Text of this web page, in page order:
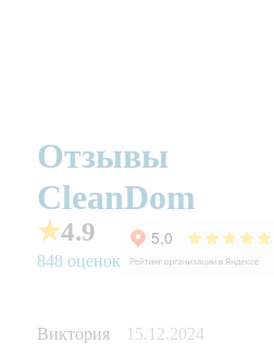
Отзывы
CleanDom
★4.9
848 оценок
Виктория
15.12.2024